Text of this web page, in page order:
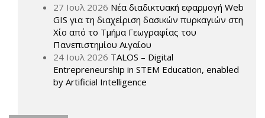
27 Ιουλ 2026 Νέα διαδικτυακή εφαρμογή Web
GIS για τη διαχείριση δασικών πυρκαγιών στη
Χίο από το Τμήμα Γεωγραφίας του
Πανεπιστημίου Αιγαίου
24 Ιουλ 2026 TALOS – Digital
Entrepreneurship in STEM Education, enabled
by Artificial Intelligence